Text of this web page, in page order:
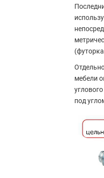
мебели
под